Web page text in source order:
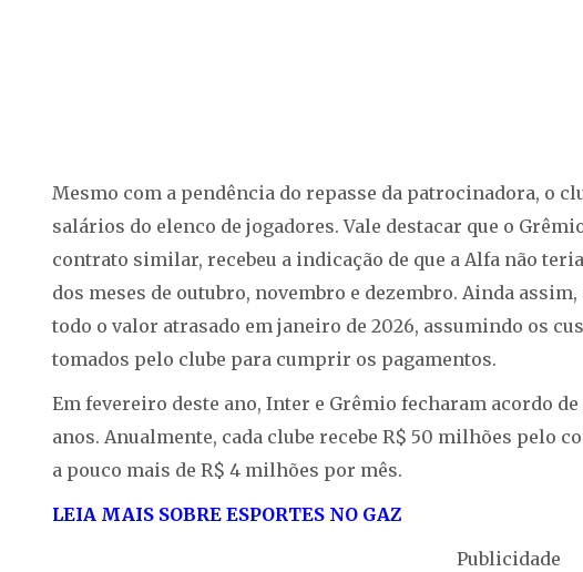
Mesmo com a pendência do repasse da patrocinadora, o
salários do elenco de jogadores. Vale destacar que o
contrato similar, recebeu a indicação de que a Alfa não
dos meses de outubro, novembro e dezembro. Ainda
todo o valor atrasado em janeiro de 2026, assumindo os
tomados pelo clube para cumprir os pagamentos.
Em fevereiro deste ano, Inter e Grêmio fecharam acordo
anos. Anualmente, cada clube recebe R$ 50 milhões pelo
a pouco mais de R$ 4 milhões por mês.
LEIA MAIS SOBRE ESPORTES NO GAZ
Publicidade